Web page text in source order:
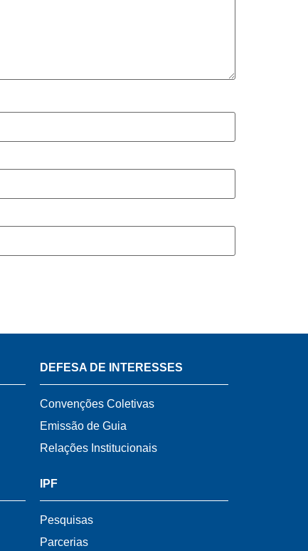
DEFESA DE INTERESSES
Convenções Coletivas
Emissão de Guia
Relações Institucionais
IPF
Pesquisas
Parcerias